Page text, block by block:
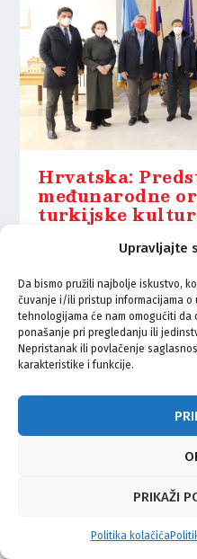
Upravljajte
Da bismo pružili najbolje iskustvo,
čuvanje i/ili pristup informacijama o
tehnologijama će nam omogućiti da
ponašanje pri pregledanju ili
Nepristanak ili povlačenje
karakteristike i funkcije.
PRIKAŽI
Politika kolačića
Hrvatska:
međunarodne
turkijske
© Vijeće bošnjačke